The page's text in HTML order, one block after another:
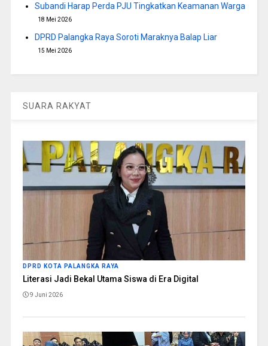
Subandi Harap Perda PJU Tingkatkan Keamanan Warga
18 Mei 2026
DPRD Palangka Raya Soroti Maraknya Balap Liar
15 Mei 2026
SUARA RAKYAT
DPRD KOTA PALANGKA RAYA
Literasi Jadi Bekal Utama Siswa di Era Digital
9 Juni 2026